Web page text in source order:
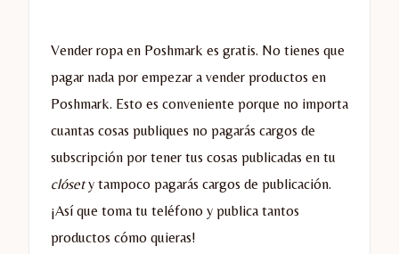
Vender ropa en Poshmark es gratis. No tienes que
pagar nada por empezar a vender productos en
Poshmark. Esto es conveniente porque no importa
cuantas cosas publiques no pagarás cargos de
subscripción por tener tus cosas publicadas en tu
clósety tampoco pagarás cargos de publicación.
¡Así que toma tu teléfono y publica tantos
productos cómo quieras!